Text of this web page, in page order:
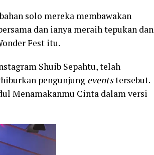
solo mereka membawakan
dan ianya meraih tepukan dan
Fest itu.
Shuib Sepahtu, telah
pengunjung eventstersebut.
Menamakanmu Cinta dalam versi